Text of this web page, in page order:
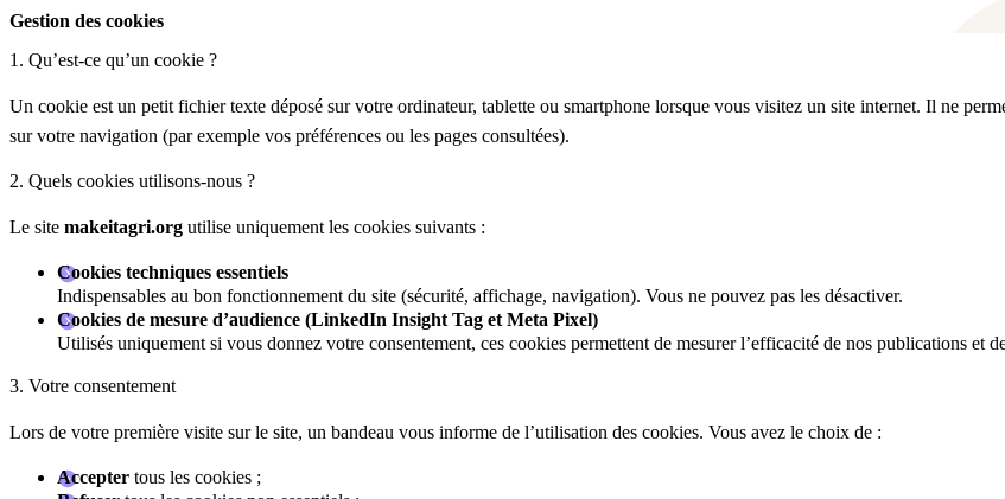
Gestion des cookies
1. Qu’est-ce qu’un cookie ?
Un cookie est un petit fichier texte déposé sur votre ordinateur, tablette ou smartphone lorsque vous visitez un site internet. Il ne
sur votre navigation (par exemple vos préférences ou les pages consultées).
2. Quels cookies utilisons-nous ?
Le site makeitagri.org utilise uniquement les cookies suivants :
Cookies techniques essentiels
Indispensables au bon fonctionnement du site (sécurité, affichage, navigation). Vous ne pouvez pas les désactiver.
Cookies de mesure d’audience (LinkedIn Insight Tag et Meta Pixel)
Utilisés uniquement si vous donnez votre consentement, ces cookies permettent de mesurer l’efficacité de nos publications et
3. Votre consentement
Lors de votre première visite sur le site, un bandeau vous informe de l’utilisation des cookies. Vous avez le choix de :
Accepter tous les cookies ;